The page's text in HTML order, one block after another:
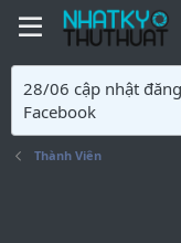
28/06 cập nhật
Facebook
Thành Viên